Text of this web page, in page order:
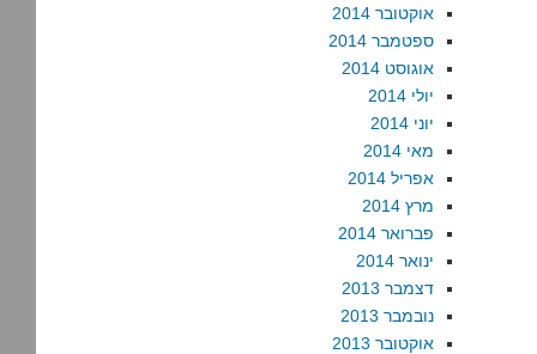
אוקטובר 2014
ספטמבר 2014
אוגוסט 2014
יולי 2014
יוני 2014
מאי 2014
אפריל 2014
מרץ 2014
פברואר 2014
ינואר 2014
דצמבר 2013
נובמבר 2013
אוקטובר 2013